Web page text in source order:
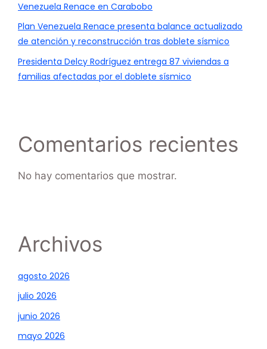
Venezuela Renace en Carabobo
Plan Venezuela Renace presenta balance actualizado
de atención y reconstrucción tras doblete sísmico
Presidenta Delcy Rodríguez entrega 87 viviendas a
familias afectadas por el doblete sísmico
Comentarios recientes
No hay comentarios que mostrar.
Archivos
agosto 2026
julio 2026
junio 2026
mayo 2026